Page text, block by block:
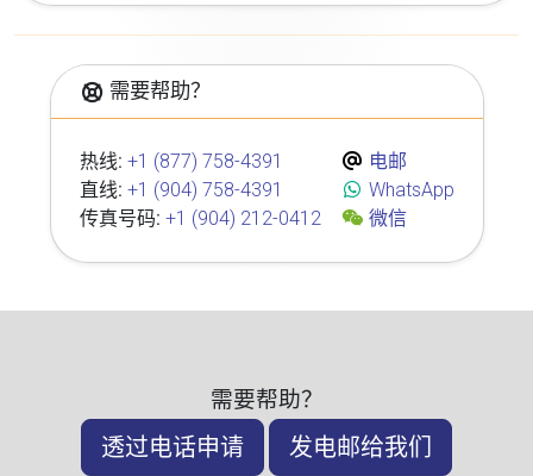
需要帮助？
热线: +1 (877) 758-4391
直线: +1 (904) 758-4391
传真号码: +1 (904) 212-0412
电邮
WhatsApp
微信
需要帮助？
透过电话申请 发电邮给我们